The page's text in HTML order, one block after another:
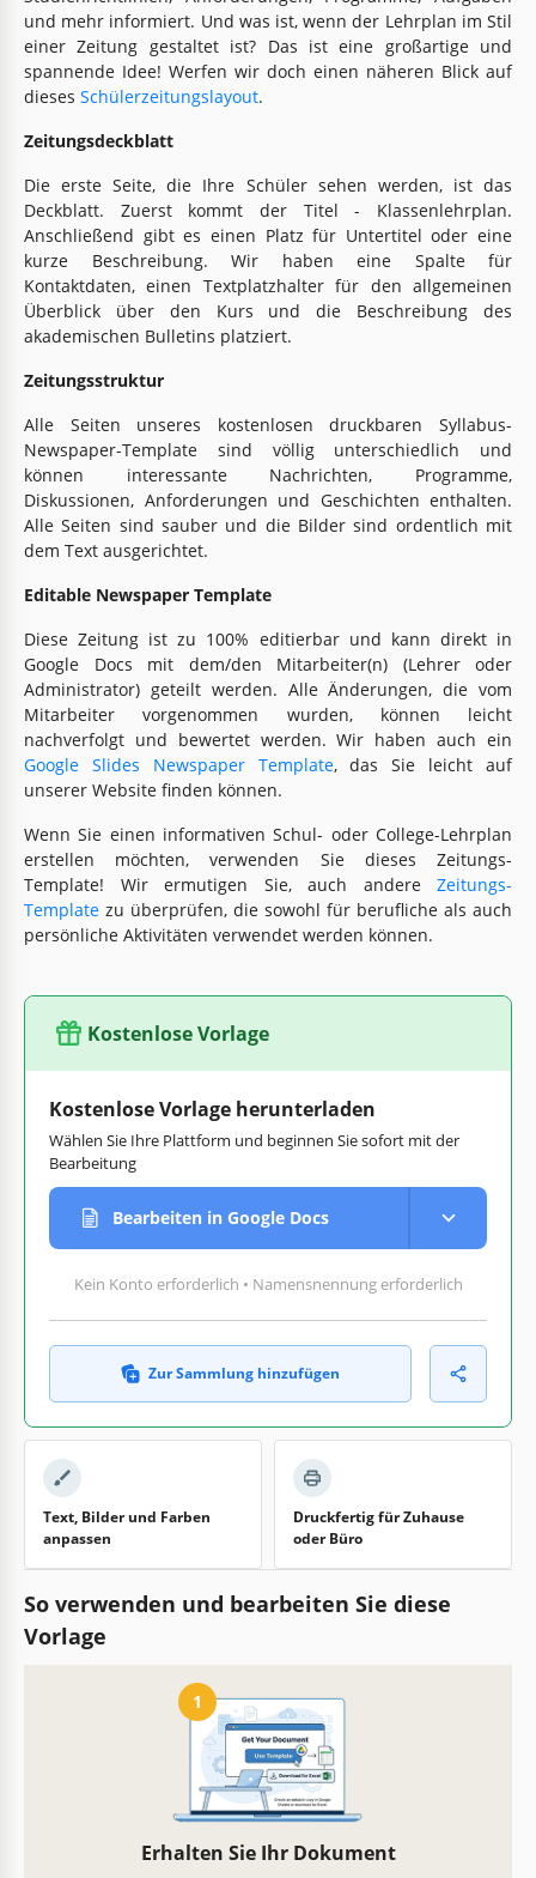
und mehr informiert. Und was ist, wenn der Lehrplan im Stil
einer Zeitung gestaltet ist? Das ist eine großartige und
spannende Idee! Werfen wir doch einen näheren Blick auf
dieses Schülerzeitungslayout.
Zeitungsdeckblatt
Die erste Seite, die Ihre Schüler sehen werden, ist das
Deckblatt. Zuerst kommt der Titel - Klassenlehrplan.
Anschließend gibt es einen Platz für Untertitel oder eine
kurze Beschreibung. Wir haben eine Spalte für
Kontaktdaten, einen Textplatzhalter für den allgemeinen
Überblick über den Kurs und die Beschreibung des
akademischen Bulletins platziert.
Zeitungsstruktur
Alle Seiten unseres kostenlosen druckbaren Syllabus-
Newspaper-Template sind völlig unterschiedlich und
können interessante Nachrichten, Programme,
Diskussionen, Anforderungen und Geschichten enthalten.
Alle Seiten sind sauber und die Bilder sind ordentlich mit
dem Text ausgerichtet.
Editable Newspaper Template
Diese Zeitung ist zu 100% editierbar und kann direkt in
Google Docs mit dem/den Mitarbeiter(n) (Lehrer oder
Administrator) geteilt werden. Alle Änderungen, die vom
Mitarbeiter vorgenommen wurden, können leicht
nachverfolgt und bewertet werden. Wir haben auch ein
Google Slides Newspaper Template, das Sie leicht auf
unserer Website finden können.
Wenn Sie einen informativen Schul- oder College-Lehrplan
erstellen möchten, verwenden Sie dieses Zeitungs-
Template! Wir ermutigen Sie, auch andere Zeitungs-
Template zu überprüfen, die sowohl für berufliche als auch
persönliche Aktivitäten verwendet werden können.
Kostenlose Vorlage
Kostenlose Vorlage herunterladen
Wählen Sie Ihre Plattform und beginnen Sie sofort mit der
Bearbeitung
Bearbeiten in Google Docs
Kein Konto erforderlich • Namensnennung erforderlich
Zur Sammlung hinzufügen
Text, Bilder und Farben
anpassen
Druckfertig für Zuhause
oder Büro
So verwenden und bearbeiten Sie diese
Vorlage
1
Erhalten Sie Ihr Dokument